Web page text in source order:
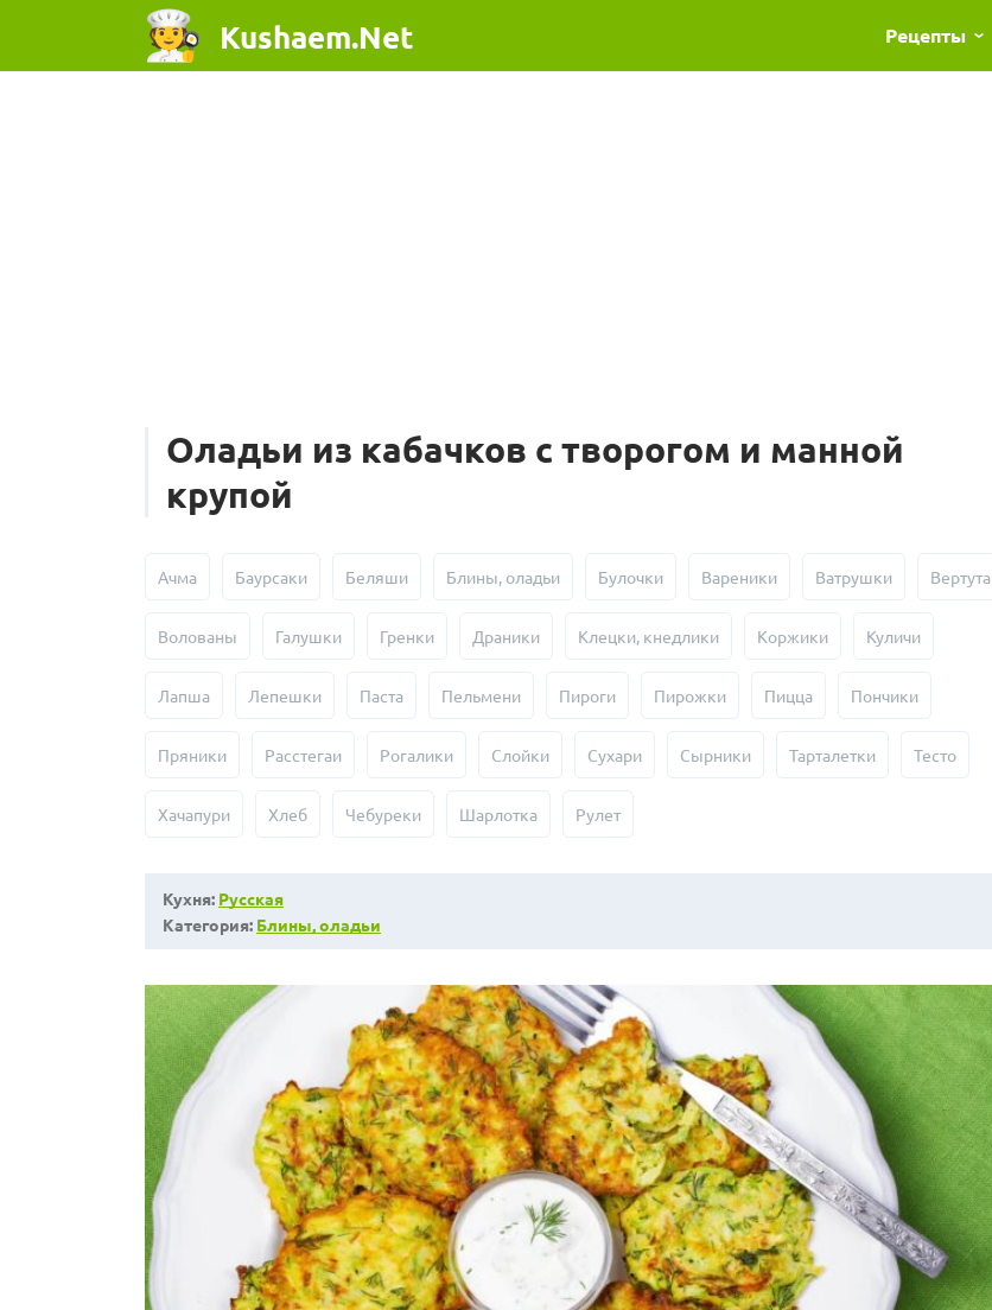
Kushaem.Net Рецепты
Оладьи из кабачков с творогом и манной
крупой
Ачма Баурсаки Беляши Блины, оладьи Булочки Вареники Ватрушки Вертута
Волованы Галушки Гренки Драники Клецки, кнедлики Коржики Куличи
Лапша Лепешки Паста Пельмени Пироги Пирожки Пицца Пончики
Пряники Расстегаи Рогалики Слойки Сухари Сырники Тарталетки Тесто
Хачапури Хлеб Чебуреки Шарлотка Рулет
Кухня: Русская
Категория: Блины, оладьи